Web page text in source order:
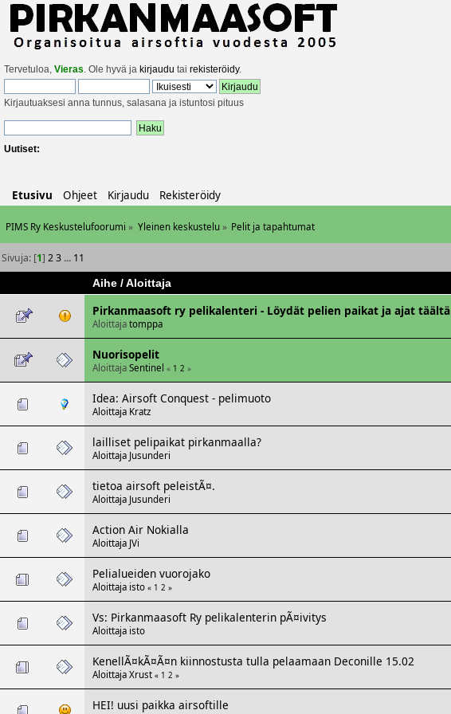
Tervetuloa, Vieras. Ole hyvä ja kirjaudu tai rekisteröidy.
Kirjautuaksesi anna tunnus, salasana ja istuntosi pituus
Uutiset:
Etusivu Ohjeet Kirjaudu Rekisteröidy
PIMS Ry Keskustelufoorumi » Yleinen keskustelu» Pelit ja tapahtumat
Sivuja: [1]2 3 ... 11
Aihe/Aloittaja
Pirkanmaasoft ry pelikalenteri - Löydät pelien paikat ja ajat täältä
Aloittaja tomppa
Nuorisopelit
Aloittaja Sentinel « 1 2 »
Idea: Airsoft Conquest - pelimuoto
Aloittaja Kratz
lailliset pelipaikat pirkanmaalla?
Aloittaja Jusunderi
tietoa airsoft peleistÃ¤.
Aloittaja Jusunderi
Action Air Nokialla
Aloittaja JVi
Pelialueiden vuorojako
Aloittaja isto « 1 2 »
Vs: Pirkanmaasoft Ry pelikalenterin pÃ¤ivitys
Aloittaja isto
KenellÃ¤kÃ¤Ã¤n kiinnostusta tulla pelaamaan Deconille 15.02
Aloittaja Xrust « 1 2 »
HEI! uusi paikka airsoftille